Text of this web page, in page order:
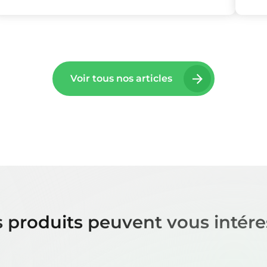
Voir tous nos articles
produits peuvent vous